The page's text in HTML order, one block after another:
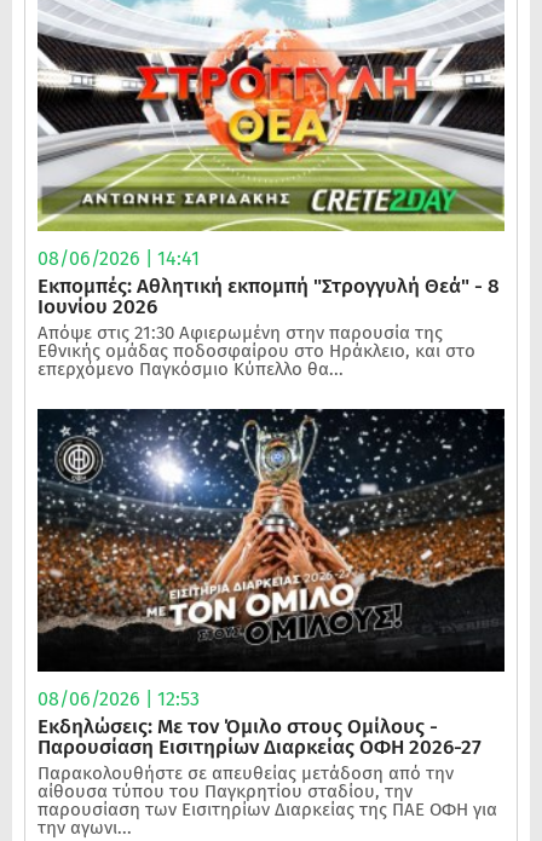
08/06/2026 | 14:41
Εκπομπές: Αθλητική εκπομπή "Στρογγυλή Θεά" - 8
Ιουνίου 2026
Απόψε στις 21:30 Αφιερωμένη στην παρουσία της
Εθνικής ομάδας ποδοσφαίρου στο Ηράκλειο, και στο
επερχόμενο Παγκόσμιο Κύπελλο θα...
08/06/2026 | 12:53
Εκδηλώσεις: Με τον Όμιλο στους Ομίλους -
Παρουσίαση Εισιτηρίων Διαρκείας ΟΦΗ 2026-27
Παρακολουθήστε σε απευθείας μετάδοση από την
αίθουσα τύπου του Παγκρητίου σταδίου, την
παρουσίαση των Εισιτηρίων Διαρκείας της ΠΑΕ ΟΦΗ για
την αγωνι...